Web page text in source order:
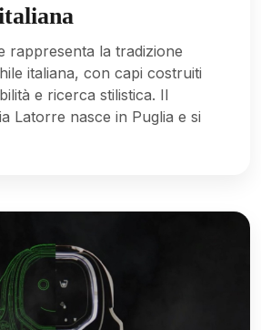
rappresenta la tradizione
italiana, con capi costruiti
e ricerca stilistica. Il
Latorre nasce in Puglia e si